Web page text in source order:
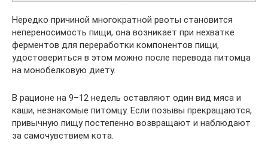
Нередко причиной многократной рвоты становится
непереносимость пищи, она возникает при нехватке
ферментов для переработки компонентов пищи,
удостовериться в этом можно после перевода питомца
на монобелковую диету.
В рационе на 9–12 недель оставляют один вид мяса и
каши, незнакомые питомцу. Если позывы прекращаются,
привычную пищу постепенно возвращают и наблюдают
за самочувствием кота.